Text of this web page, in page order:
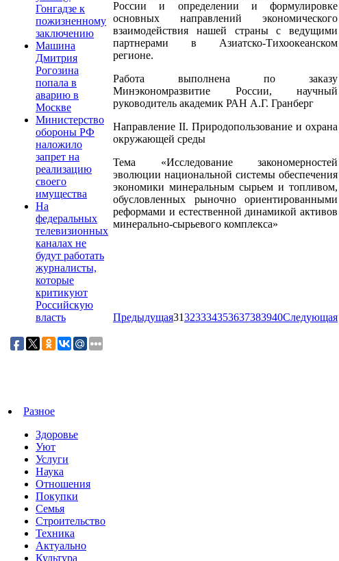
Гонгадзе к
пожизненному
заключению
Машина
Дмитрия
Рогозина
попала в
аварию в
Москве
Министерство
обороны РФ
наложило
запрет на
реализацию
своего
имущества
На
федеральных
телевизионных
каналах не
будут работать
журналисты,
которые
критикуют
Российскую
власть
России и определении и формулировке
основных направлений экономического
взаимодействия нашей страны с ведущими
партнерами в Азиатско-Тихоокеанском
регионе.
Работа выполнена по заказу
Минэкономразвитие России, научный
руководитель академик РАН А.Г. Гранберг
Направление II. Природопользование и охрана
окружающей среды
Тема «Исследование закономерностей
эволюции национальной системы обеспечения
экономики минеральным сырьем и топливом,
обусловленных рыночно ориентированными
реформами и естественной динамикой активов
минерально-сырьевого комплекса»
Предыдущая31323334353637383940Следующая
Разное
Здоровье
Уют
Услуги
Наука
Отношения
Покупки
Семья
Строительство
Техника
Актуально
Культура